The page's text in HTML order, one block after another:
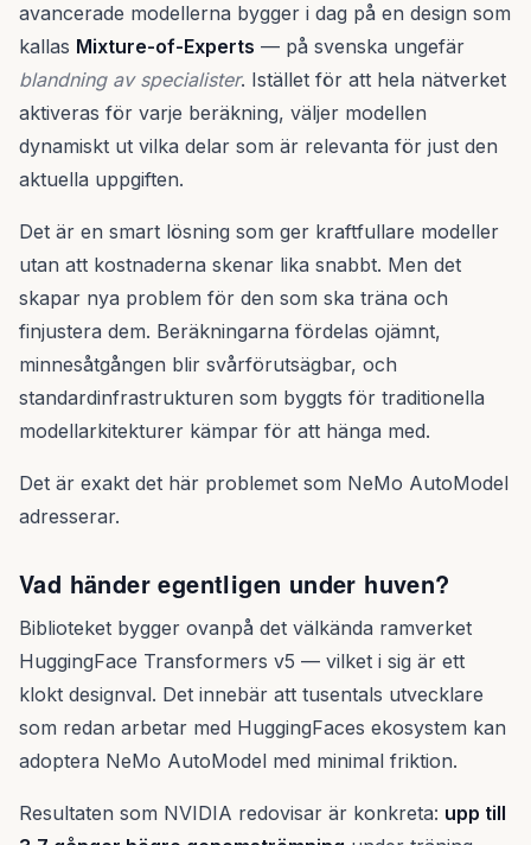
avancerade modellerna bygger i dag på en design som
kallas Mixture-of-Experts — på svenska ungefär
blandning av specialister. Istället för att hela nätverket
aktiveras för varje beräkning, väljer modellen
dynamiskt ut vilka delar som är relevanta för just den
aktuella uppgiften.
Det är en smart lösning som ger kraftfullare modeller
utan att kostnaderna skenar lika snabbt. Men det
skapar nya problem för den som ska träna och
finjustera dem. Beräkningarna fördelas ojämnt,
minnesåtgången blir svårförutsägbar, och
standardinfrastrukturen som byggts för traditionella
modellarkitekturer kämpar för att hänga med.
Det är exakt det här problemet som NeMo AutoModel
adresserar.
Vad händer egentligen under huven?
Biblioteket bygger ovanpå det välkända ramverket
HuggingFace Transformers v5 — vilket i sig är ett
klokt designval. Det innebär att tusentals utvecklare
som redan arbetar med HuggingFaces ekosystem kan
adoptera NeMo AutoModel med minimal friktion.
Resultaten som NVIDIA redovisar är konkreta: upp till